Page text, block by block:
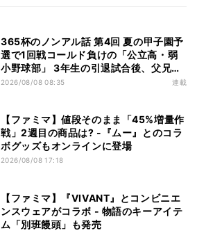
365杯のノンアル話 第4回 夏の甲子園予
選で1回戦コールド負けの「公立高・弱
小野球部」 3年生の引退試合後、父兄
が“現場”で取り出したのは……
2026/08/08 08:35 連載
【ファミマ】値段そのまま「45%増量作
戦」2週目の商品は? -『ムー』とのコラ
ボグッズもオンラインに登場
2026/08/08 17:18
【ファミマ】『VIVANT』とコンビニエ
ンスウェアがコラボ - 物語のキーアイテ
ム「別班饅頭」も発売